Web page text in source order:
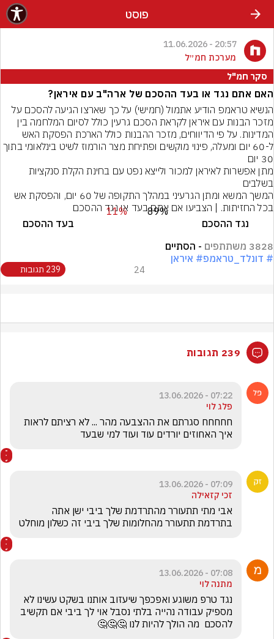
פוסט
20:57 - 11.06.2026
מערכת חמ״ל
סקר חמ"ל
האם אתם נגד או בעד ההסכם של ארה"ב עם איראן?
הנשיא טראמפ הודיע אתמול (חמישי) על כך שארצו הגיעה להסכם על
בכל החזיתות. | הצביעו אם אתם בעד או נגד ההסכם
89%
11%
נגד ההסכם
בעד ההסכם
3828 משתתפים
- הסתיים
# דונלד_טראמפ# איראן
24 239 תגובות
239 תגובות
07:22 - 13.06.2026
פלג לוי
איך האחוזים יורדים עוד ועוד למי שבעד
07:09 - 13.06.2026
זכי קזאילה
בתרדמת תתעורר מהחלומות שלך ביבי זה כשלון מוחלט
07:08 - 13.06.2026
מתנה לוי
להסכם  מה הולך להיות לנו 🤔🤔🤔